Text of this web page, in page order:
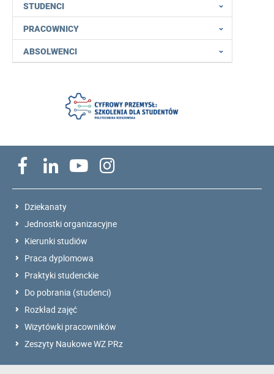
STUDENCI
PRACOWNICY
ABSOLWENCI
Dziekanaty
Jednostki organizacyjne
Kierunki studiów
Praca dyplomowa
Praktyki studenckie
Do pobrania (studenci)
Rozkład zajęć
Wizytówki pracowników
Zeszyty Naukowe WZ PRz